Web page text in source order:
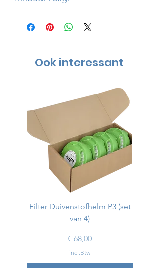
Ook interessant
Filter Duivenstofhelm P3 (set
van 4)
Prijs
€ 68,00
incl.Btw